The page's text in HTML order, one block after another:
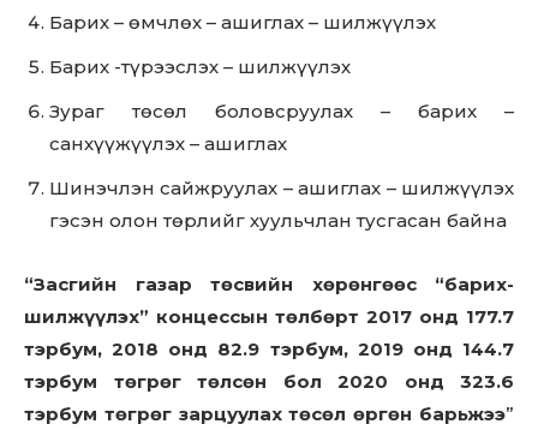
Барих – өмчлөх – ашиглах – шилжүүлэх
Барих -түрээслэх – шилжүүлэх
Зураг төсөл боловсруулах – барих –
санхүүжүүлэх – ашиглах
Шинэчлэн сайжруулах – ашиглах – шилжүүлэх
гэсэн олон төрлийг хуульчлан тусгасан байна
“Засгийн газар төсвийн хөрөнгөөс “барих-
шилжүүлэх” концессын төлбөрт 2017 онд 177.7
тэрбум, 2018 онд 82.9 тэрбум, 2019 онд 144.7
тэрбум төгрөг төлсөн бол 2020 онд 323.6
тэрбум төгрөг зарцуулах төсөл өргөн барьжээ”